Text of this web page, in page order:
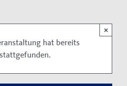
hat bereits
stattgefunden.
×